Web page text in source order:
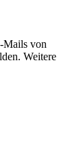
Mails von
Weitere